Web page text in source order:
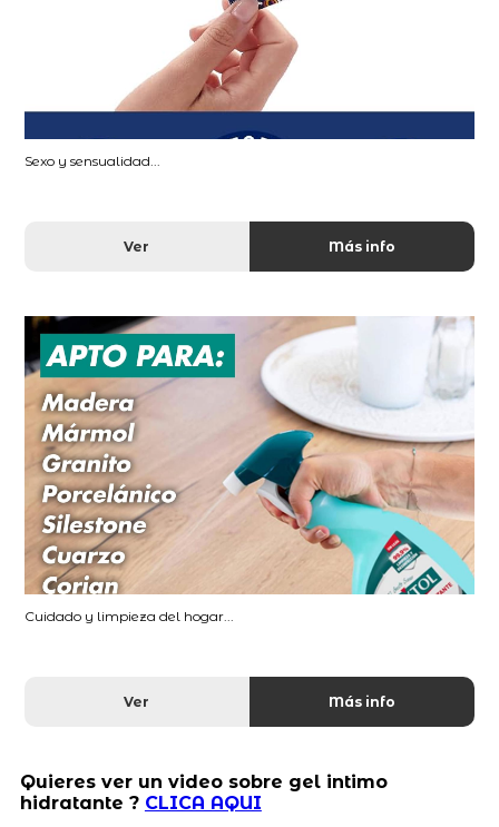
Sexo y sensualidad...
Ver Más info
Cuidado y limpieza del hogar...
Ver Más info
Quieres ver un video sobre gel intimo
hidratante ? CLICA AQUI